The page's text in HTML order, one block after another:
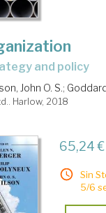
and policy
John O. S.;
Harlow, 2018
65,24 €
Sin
5/6